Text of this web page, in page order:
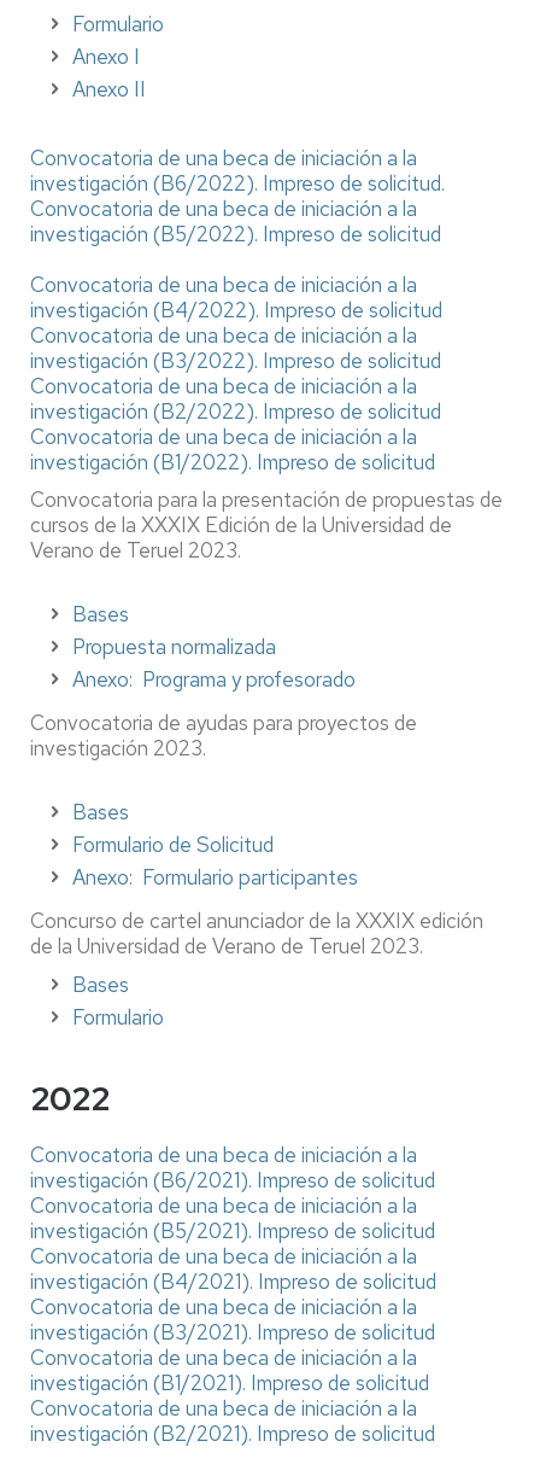
Formulario
Anexo I
Anexo II
Convocatoria de una beca de iniciación a la
investigación (B6/2022). Impreso de solicitud.
Convocatoria de una beca de iniciación a la
investigación (B5/2022). Impreso de solicitud
Convocatoria de una beca de iniciación a la
investigación (B4/2022). Impreso de solicitud
Convocatoria de una beca de iniciación a la
investigación (B3/2022). Impreso de solicitud
Convocatoria de una beca de iniciación a la
investigación (B2/2022). Impreso de solicitud
Convocatoria de una beca de iniciación a la
investigación (B1/2022). Impreso de solicitud
Convocatoria para la presentación de propuestas de
cursos de la XXXIX Edición de la Universidad de
Verano de Teruel 2023.
Bases
Propuesta normalizada
Anexo: Programa y profesorado
Convocatoria de ayudas para proyectos de
investigación 2023.
Bases
Formulario de Solicitud
Anexo: Formulario participantes
Concurso de cartel anunciador de la XXXIX edición
de la Universidad de Verano de Teruel 2023.
Bases
Formulario
2022
Convocatoria de una beca de iniciación a la
investigación (B6/2021). Impreso de solicitud
Convocatoria de una beca de iniciación a la
investigación (B5/2021). Impreso de solicitud
Convocatoria de una beca de iniciación a la
investigación (B4/2021). Impreso de solicitud
Convocatoria de una beca de iniciación a la
investigación (B3/2021). Impreso de solicitud
Convocatoria de una beca de iniciación a la
investigación (B1/2021). Impreso de solicitud
Convocatoria de una beca de iniciación a la
investigación (B2/2021). Impreso de solicitud